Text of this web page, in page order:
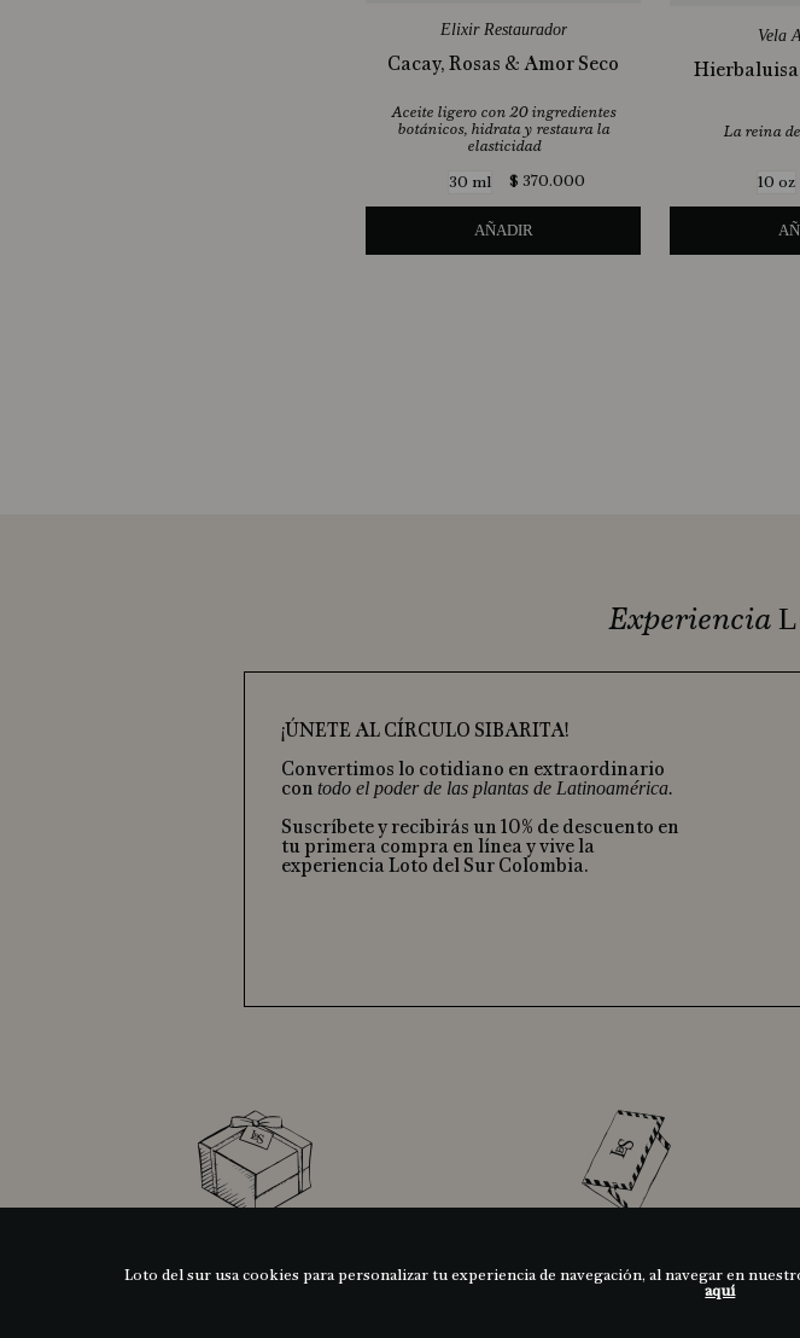
Elixir Restaurador
Cacay, Rosas & Amor Seco
Aceite ligero con 20 ingredientes
botánicos, hidrata y restaura la
elasticidad
30 ml
$ 370.000
AÑADIR
Vela
La reina
10 oz
Experiencia
¡ÚNETE AL CÍRCULO SIBARITA!
Convertimos lo cotidiano en extraordinario
con todo el poder de las plantas de Latinoamérica.
Suscríbete y recibirás un 10% de descuento en
tu primera compra en línea y vive la
experiencia Loto del Sur Colombia.
TU TARJETA
Loto del sur usa cookies para personalizar tu experiencia de navegación, al navegar en
aquí